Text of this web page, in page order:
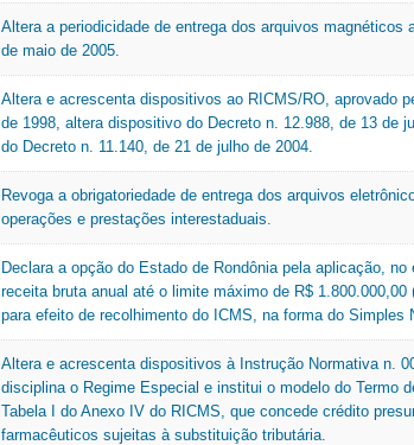
Altera a periodicidade de entrega dos arquivos magnéticos
de maio de 2005.
Altera e acrescenta dispositivos ao RICMS/RO, aprovado
de 1998, altera dispositivo do Decreto n. 12.988, de 13 de
do Decreto n. 11.140, de 21 de julho de 2004.
Revoga a obrigatoriedade de entrega dos arquivos
operações e prestações interestaduais.
Declara a opção do Estado de Rondônia pela aplicação,
receita bruta anual até o limite máximo de R$
para efeito de recolhimento do ICMS, na forma do Simples
Altera e acrescenta dispositivos à Instrução Normativa n.
disciplina o Regime Especial e institui o modelo do Termo
Tabela I do Anexo IV do RICMS, que concede crédito
farmacêuticos sujeitas à substituição tributária.